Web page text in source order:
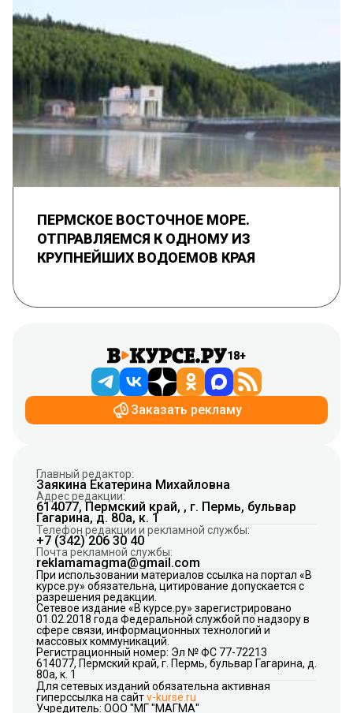
ПЕРМСКОЕ ВОСТОЧНОЕ МОРЕ.
ОТПРАВЛЯЕМСЯ К ОДНОМУ ИЗ
КРУПНЕЙШИХ ВОДОЕМОВ КРАЯ
18+
Заказать рекламу
Главный редактор:
Заякина Екатерина Михайловна
Адрес редакции:
614077, Пермский край, , г. Пермь, бульвар
Гагарина, д. 80а, к. 1
Телефон редакции и рекламной службы:
+7 (342) 206 30 40
Почта рекламной службы:
reklamamagma@gmail.com
При использовании материалов ссылка на портал «В
курсе.ру» обязательна, цитирование допускается с
разрешения редакции.
Сетевое издание «В курсе.ру» зарегистрировано
01.02.2018 года Федеральной службой по надзору в
сфере связи, информационных технологий и
массовых коммуникаций.
Регистрационный номер: Эл № ФС 77-72213
614077, Пермский край, г. Пермь, бульвар Гагарина, д.
80а, к. 1
Для сетевых изданий обязательна активная
гиперссылка на сайтv-kurse.ru
Учредитель: ООО "МГ "МАГМА"